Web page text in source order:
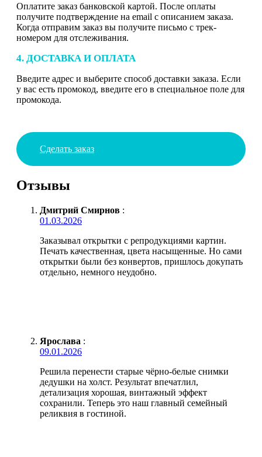
Оплатите заказ банковской картой. После оплаты
получите подтверждение на email с описанием заказа.
Когда отправим заказ вы получите письмо с трек-
номером для отслеживания.
4. ДОСТАВКА И ОПЛАТА
Введите адрес и выберите способ доставки заказа. Если
у вас есть промокод, введите его в специальное поле для
промокода.
Сделать заказ
Отзывы
Дмитрий Смирнов :
01.03.2026
Заказывал открытки с репродукциями картин.
Печать качественная, цвета насыщенные. Но сами
открытки были без конвертов, пришлось докупать
отдельно, немного неудобно.
Ярослава :
09.01.2026
Решила перенести старые чёрно-белые снимки
дедушки на холст. Результат впечатлил,
детализация хорошая, винтажный эффект
сохранили. Теперь это наш главный семейный
реликвия в гостиной.